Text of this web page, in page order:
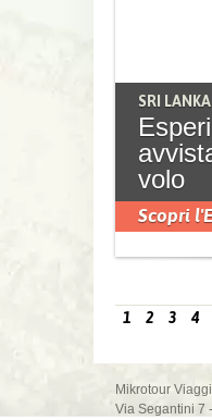
SRI LANKA
volo
Scopri
1 2 3 4
Mikrotour Viaggi
Via Segantini 7